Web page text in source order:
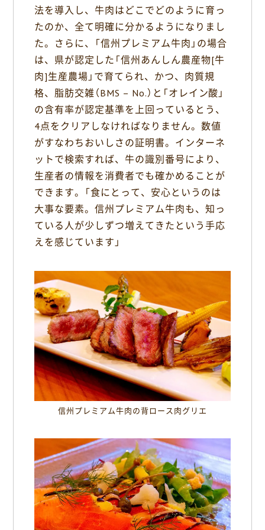
法を導入し、牛肉はどこでどのように育っ
たのか、全て明確に分かるようになりまし
た。さらに、「信州プレミアム牛肉」の場合
は、県が認定した「信州あんしん農産物[牛
肉]生産農場」で育てられ、かつ、肉質規
格、脂肪交雑（BMS – No.）と「オレイン酸」
の含有率が認定基準を上回っているとう、
4点をクリアしなければなりません。数値
がすなわちおいしさの証明書。インターネ
ットで検索すれば、牛の識別番号により、
生産者の情報を消費者でも確かめることが
できます。「食にとって、安心というのは
大事な要素。信州プレミアム牛肉も、知っ
ている人が少しずつ増えてきたという手応
えを感じています」
信州プレミアム牛肉の背ロース肉グリエ